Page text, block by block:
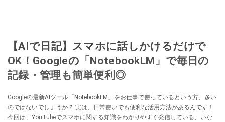
【AIで日記】スマホに話しかけるだけで
OK！Googleの「NotebookLM」で毎日の
記録・管理も簡単便利◎
Googleの最新AIツール「NotebookLM」をお仕事で使っているという方、多い
のではないでしょうか？ 実は、日常使いでも便利な活用方法があるんです！
今回は、YouTubeでスマホに関する知識をわかりやすく発信している、いな